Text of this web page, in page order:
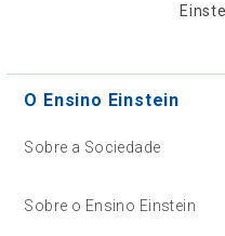
O Ensino Einstein
Sobre a Sociedade
Sobre o Ensino Einstein